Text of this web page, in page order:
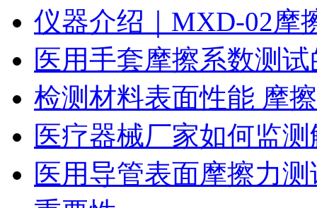
仪器介绍｜MXD-02摩
医用手套摩擦系数测
检测材料表面性能 摩
医疗器械厂家如何监
医用导管表面摩擦力